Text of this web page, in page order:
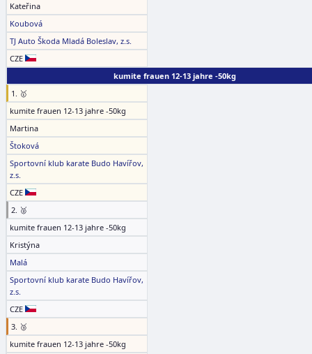
Kateřina
Koubová
TJ Auto Škoda Mladá Boleslav, z.s.
CZE
kumite frauen 12-13 jahre -50kg
1. 🥇
kumite frauen 12-13 jahre -50kg
Martina
Štoková
Sportovní klub karate Budo Havířov,
z.s.
CZE
2. 🥈
kumite frauen 12-13 jahre -50kg
Kristýna
Malá
Sportovní klub karate Budo Havířov,
z.s.
CZE
3. 🥉
kumite frauen 12-13 jahre -50kg